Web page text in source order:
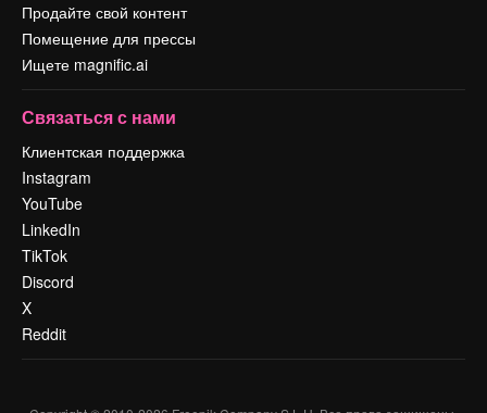
Продайте свой контент
Помещение для прессы
Ищете magnific.ai
Связаться с нами
Клиентская поддержка
Instagram
YouTube
LinkedIn
TikTok
Discord
X
Reddit